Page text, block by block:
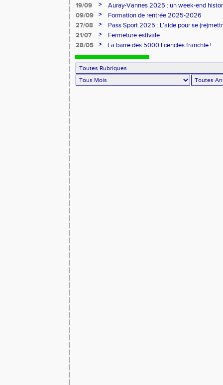
19/09
>
Auray-Vannes 2025 : un week-end
marathon breton
09/09 >
Formation de rentrée 2025-2026
27/08
>
Pass Sport 2025 : L'aide pour se
21/07
>
Fermeture estivale
28/05
> La barre des 5000 licenciés franchie !